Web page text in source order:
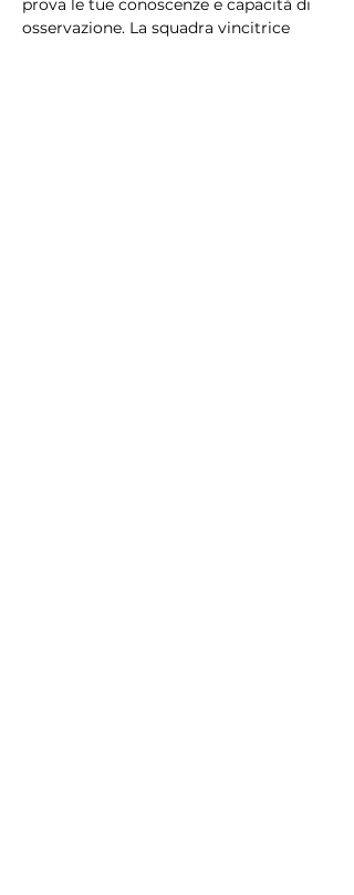
prova le tue conoscenze e capacità di
osservazione. La squadra vincitrice